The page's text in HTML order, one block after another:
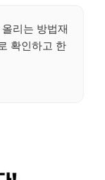
리는 방법재
확인하고 한